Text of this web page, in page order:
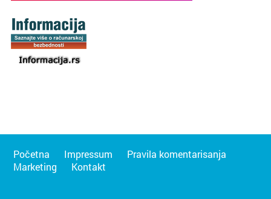
Početna Impressum
Pravila komentarisanja
Marketing
Kontakt